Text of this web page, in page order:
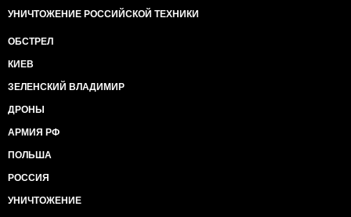
УНИЧТОЖЕНИЕ РОССИЙСКОЙ ТЕХНИКИ
ОБСТРЕЛ
КИЕВ
ЗЕЛЕНСКИЙ ВЛАДИМИР
ДРОНЫ
АРМИЯ РФ
ПОЛЬША
РОССИЯ
УНИЧТОЖЕНИЕ